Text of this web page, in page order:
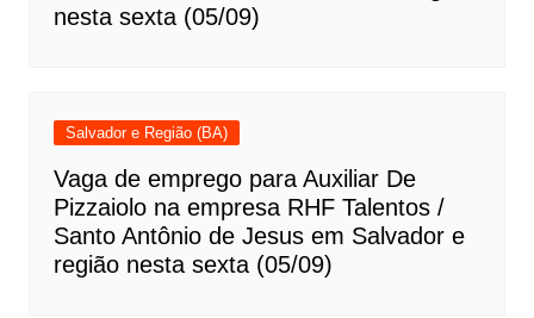
nesta sexta (05/09)
Salvador e Região (BA)
Vaga de emprego para Auxiliar De
Pizzaiolo na empresa RHF Talentos /
Santo Antônio de Jesus em Salvador e
região nesta sexta (05/09)